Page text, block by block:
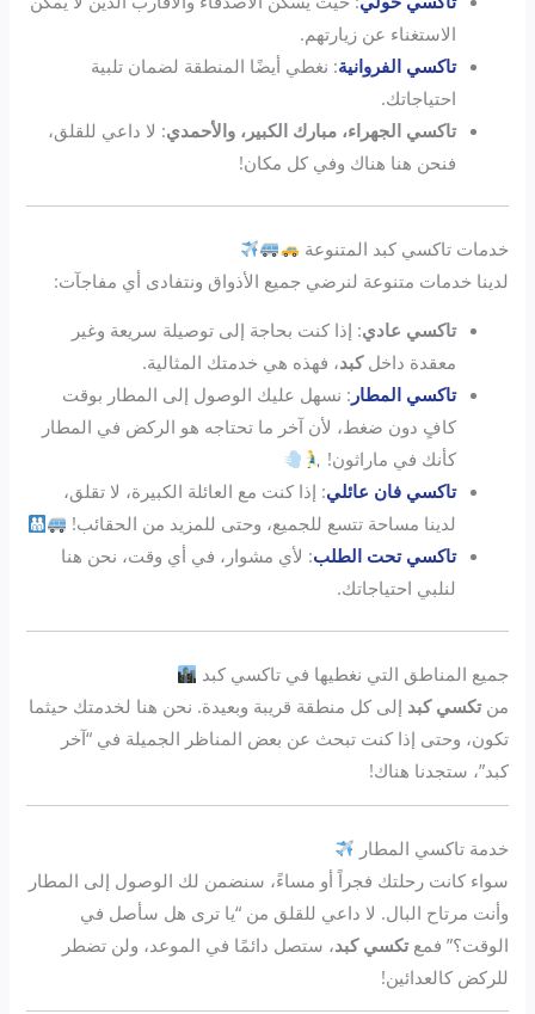
الاستغناء عن زيارتهم.
تاكسي الفروانية: نغطي أيضًا المنطقة لضمان تلبية
احتياجاتك.
تاكسي الجهراء، مبارك الكبير، والأحمدي: لا داعي للقلق،
فنحن هنا هناك وفي كل مكان!
خدمات تاكسي كبد المتنوعة
لدينا خدمات متنوعة لنرضي جميع الأذواق ونتفادى أي مفاجآت:
تاكسي عادي: إذا كنت بحاجة إلى توصيلة سريعة وغير
معقدة داخلكبد، فهذه هي خدمتك المثالية.
تاكسي المطار : نسهل عليك الوصول إلى المطار بوقت
كافٍ دون ضغط، لأن آخر ما تحتاجه هو الركض في المطار
كأنك في ماراثون!
تاكسي فان عائلي: إذا كنت مع العائلة الكبيرة، لا تقلق،
لدينا مساحة تتسع للجميع، وحتى للمزيد من الحقائب!
تاكسي تحت الطلب: لأي مشوار، في أي وقت، نحن هنا
لنلبي احتياجاتك.
جميع المناطق التي نغطيها في تاكسي كبد
منتكسي كبد إلى كل منطقة قريبة وبعيدة. نحن هنا لخدمتك حيثما
تكون، وحتى إذا كنت تبحث عن بعض المناظر الجميلة في “آخر
كبد”، ستجدنا هناك!
خدمة تاكسي المطار
سواء كانت رحلتك فجراً أو مساءً، سنضمن لك الوصول إلى المطار
وأنت مرتاح البال. لا داعي للقلق من “يا ترى هل سأصل في
الوقت؟” فمعتكسي كبد، ستصل دائمًا في الموعد، ولن تضطر
للركض كالعدائين!